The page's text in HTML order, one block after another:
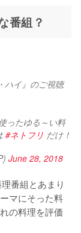
番組？
ハイ』のご視聴
ったゆる～い料
#ネトフリ
June 28, 2018
番組とあまり
マにそった料
の料理を評価